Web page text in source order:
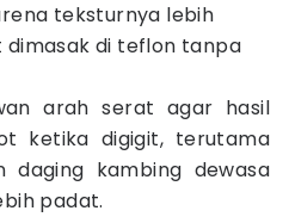
teksturnya lebih
di teflon tanpa
arah serat agar hasil
ketika digigit, terutama
daging kambing dewasa
padat.